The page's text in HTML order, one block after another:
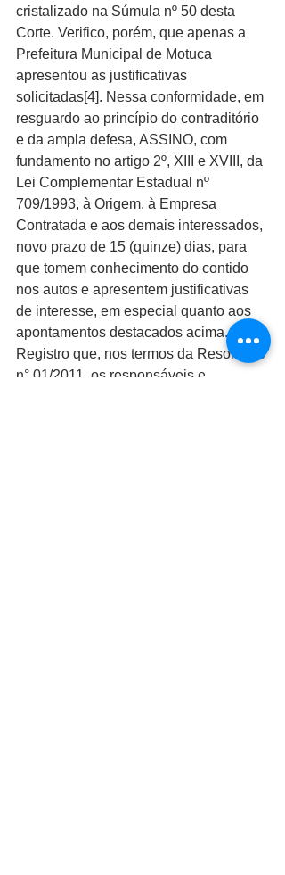
cristalizado na Súmula nº 50 desta
Corte. Verifico, porém, que apenas a
Prefeitura Municipal de Motuca
apresentou as justificativas
solicitadas[4]. Nessa conformidade, em
resguardo ao princípio do contraditório
e da ampla defesa, ASSINO, com
fundamento no artigo 2º, XIII e XVIII, da
Lei Complementar Estadual nº
709/1993, à Origem, à Empresa
Contratada e aos demais interessados,
novo prazo de 15 (quinze) dias, para
que tomem conhecimento do contido
nos autos e apresentem justificativas
de interesse, em especial quanto aos
apontamentos destacados acima.
Registro que, nos termos da Resolução
n° 01/2011, os responsáveis e